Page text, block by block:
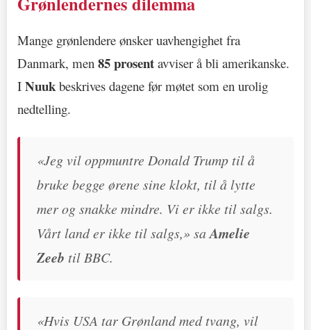
Mange grønlendere ønsker uavhengighet fra
Danmark, men 85 prosent avviser å bli amerikanske.
I Nuuk beskrives dagene før møtet som en urolig
nedtelling.
«Jeg vil oppmuntre Donald Trump til å
bruke begge ørene sine klokt, til å lytte
mer og snakke mindre. Vi er ikke til salgs.
Vårt land er ikke til salgs,» sa Amelie
Zeeb til BBC.
«Hvis USA tar Grønland med tvang, vil